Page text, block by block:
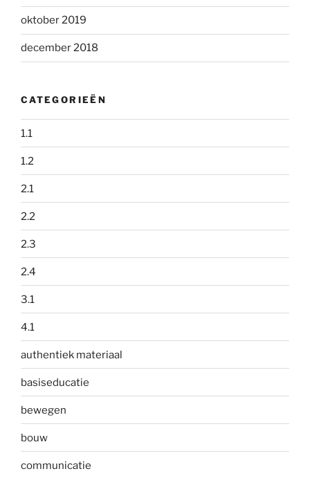
oktober 2019
december 2018
CATEGORIEËN
1.1
1.2
2.1
2.2
2.3
2.4
3.1
4.1
authentiek materiaal
basiseducatie
bewegen
bouw
communicatie